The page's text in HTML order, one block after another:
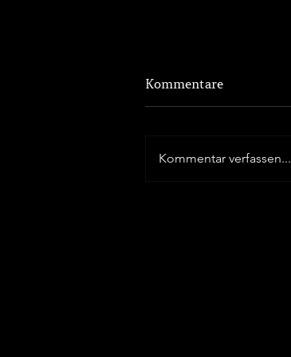
Kommentare
Kommentar verfassen...